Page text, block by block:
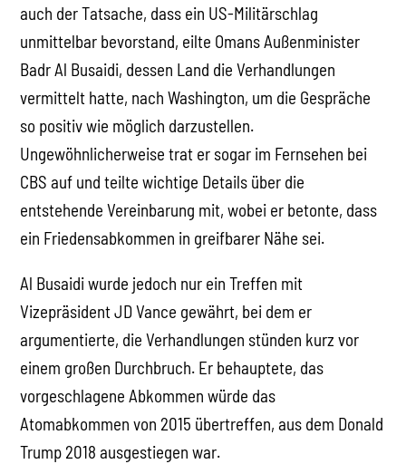
auch der Tatsache, dass ein US-Militärschlag
unmittelbar bevorstand, eilte Omans Außenminister
Badr Al Busaidi, dessen Land die Verhandlungen
vermittelt hatte, nach Washington, um die Gespräche
so positiv wie möglich darzustellen.
Ungewöhnlicherweise trat er sogar im Fernsehen bei
CBS auf und teilte wichtige Details über die
entstehende Vereinbarung mit, wobei er betonte, dass
ein Friedensabkommen in greifbarer Nähe sei.
Al Busaidi wurde jedoch nur ein Treffen mit
Vizepräsident JD Vance gewährt, bei dem er
argumentierte, die Verhandlungen stünden kurz vor
einem großen Durchbruch. Er behauptete, das
vorgeschlagene Abkommen würde das
Atomabkommen von 2015 übertreffen, aus dem Donald
Trump 2018 ausgestiegen war.